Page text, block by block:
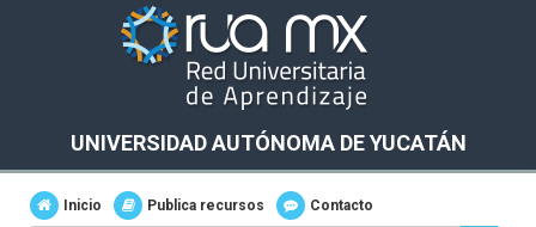
UNIVERSIDAD AUTÓNOMA DE YUCATÁN
Inicio Publica recursos Contacto